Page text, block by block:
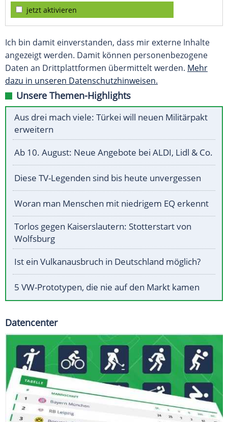
jetzt aktivieren
Ich bin damit einverstanden, dass mir externe Inhalte
angezeigt werden. Damit können personenbezogene
Daten an Drittplattformen übermittelt werden. Mehr
dazu in unseren Datenschutzhinweisen.
Unsere Themen-Highlights
Aus drei mach viele: Türkei will neuen Militärpakt
erweitern
Ab 10. August: Neue Angebote bei ALDI, Lidl & Co.
Diese TV-Legenden sind bis heute unvergessen
Woran man Menschen mit niedrigem EQ erkennt
Torlos gegen Kaiserslautern: Stotterstart von
Wolfsburg
Ist ein Vulkanausbruch in Deutschland möglich?
5 VW-Prototypen, die nie auf den Markt kamen
Datencenter